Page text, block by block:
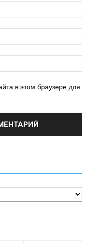
в этом браузере для